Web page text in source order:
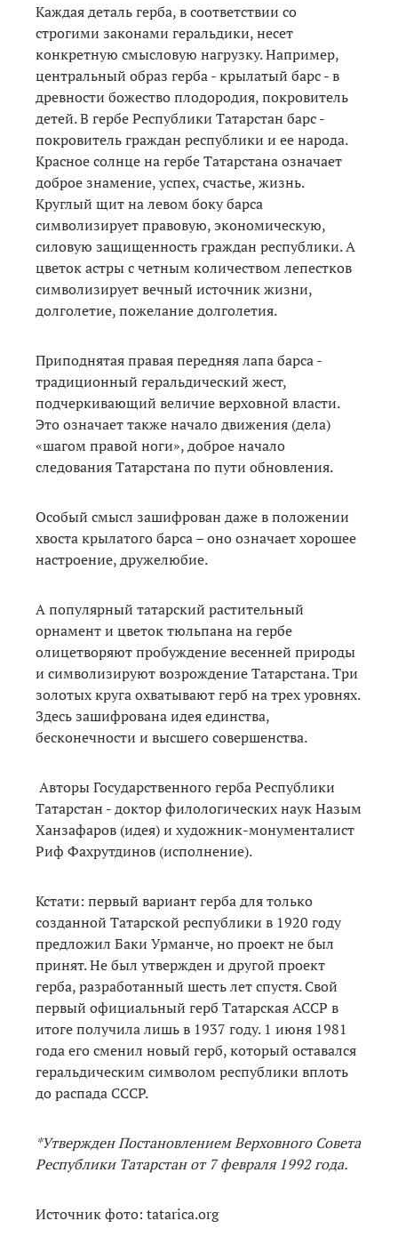
Каждая деталь герба, в соответствии со
строгими законами геральдики, несет
конкретную смысловую нагрузку. Например,
центральный образ герба - крылатый барс - в
древности божество плодородия, покровитель
детей. В гербе Республики Татарстан барс -
покровитель граждан республики и ее народа.
Красное солнце на гербе Татарстана означает
доброе знамение, успех, счастье, жизнь.
Круглый щит на левом боку барса
символизирует правовую, экономическую,
силовую защищенность граждан республики. А
цветок астры с четным количеством лепестков
символизирует вечный источник жизни,
долголетие, пожелание долголетия.
Приподнятая правая передняя лапа барса -
традиционный геральдический жест,
подчеркивающий величие верховной власти.
Это означает также начало движения (дела)
«шагом правой ноги», доброе начало
следования Татарстана по пути обновления.
Особый смысл зашифрован даже в положении
хвоста крылатого барса – оно означает хорошее
настроение, дружелюбие.
А популярный татарский растительный
орнамент и цветок тюльпана на гербе
олицетворяют пробуждение весенней природы
и символизируют возрождение Татарстана. Три
золотых круга охватывают герб на трех уровнях.
Здесь зашифрована идея единства,
бесконечности и высшего совершенства.
Авторы Государственного герба Республики
Татарстан - доктор филологических наук Назым
Ханзафаров (идея) и художник-монументалист
Риф Фахрутдинов (исполнение).
Кстати: первый вариант герба для только
созданной Татарской республики в 1920 году
предложил Баки Урманче, но проект не был
принят. Не был утвержден и другой проект
герба, разработанный шесть лет спустя. Свой
первый официальный герб Татарская АССР в
итоге получила лишь в 1937 году. 1 июня 1981
года его сменил новый герб, который оставался
геральдическим символом республики вплоть
до распада СССР.
*Утвержден Постановлением Верховного Совета
Республики Татарстан от 7 февраля 1992 года.
Источник фото: tatarica.org